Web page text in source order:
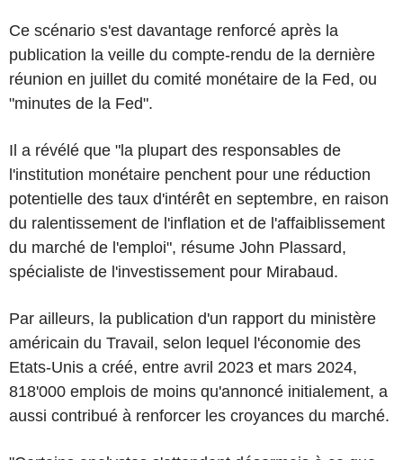
Ce scénario s'est davantage renforcé après la
publication la veille du compte-rendu de la dernière
réunion en juillet du comité monétaire de la Fed, ou
"minutes de la Fed".
Il a révélé que "la plupart des responsables de
l'institution monétaire penchent pour une réduction
potentielle des taux d'intérêt en septembre, en raison
du ralentissement de l'inflation et de l'affaiblissement
du marché de l'emploi", résume John Plassard,
spécialiste de l'investissement pour Mirabaud.
Par ailleurs, la publication d'un rapport du ministère
américain du Travail, selon lequel l'économie des
Etats-Unis a créé, entre avril 2023 et mars 2024,
818'000 emplois de moins qu'annoncé initialement, a
aussi contribué à renforcer les croyances du marché.